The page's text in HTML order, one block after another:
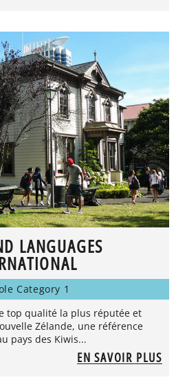
LANGUAGES
Category 1
top qualité la plus réputée et
Zélande, une référence
pays des Kiwis...
EN SAVOIR PLUS